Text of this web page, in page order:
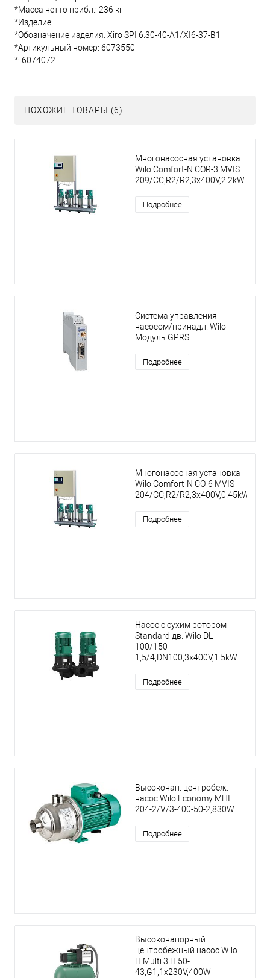
*Масса нетто прибл.: 236 кг
*Изделие:
*Обозначение изделия: Xiro SPI 6.30-40-A1/XI6-37-B1
*Артикульный номер: 6073550
*: 6074072
ПОХОЖИЕ ТОВАРЫ (6)
Многонасосная установка
Wilo Comfort-N COR-3 MVIS
209/CC,R2/R2,3x400V,2.2kW
Подробнее
Система управления
насосом/принадл. Wilo
Модуль GPRS
Подробнее
Многонасосная установка
Wilo Comfort-N CO-6 MVIS
204/CC,R2/R2,3x400V,0.45kW
Подробнее
Насос с сухим ротором
Standard дв. Wilo DL
100/150-
1,5/4,DN100,3x400V,1.5kW
Подробнее
Высоконап. центробеж.
насос Wilo Economy MHI
204-2/V/3-400-50-2,830W
Подробнее
Высоконапорный
центробежный насос Wilo
HiMulti 3 H 50-
43,G1,1x230V,400W